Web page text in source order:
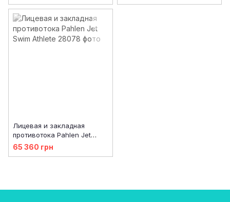
Лицевая и закладная
противотока Pahlen Jet
Swim Athlete
65 360 грн